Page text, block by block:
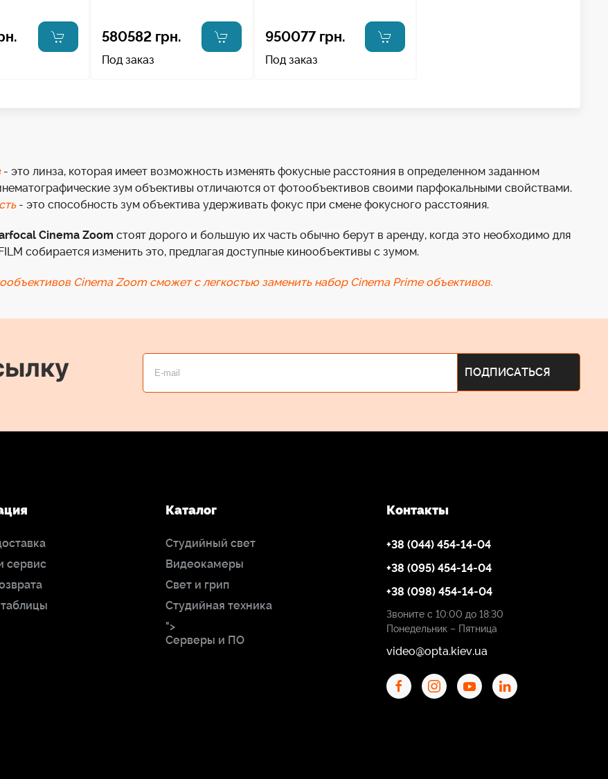
580582 грн.
Под заказ
950077 грн.
Под заказ
- это линза, которая имеет возможность изменять фокусные расстояния в определенном заданном
зум объективы отличаются от фотообъективов своими парфокальными свойствами.
- это способность зум объектива удерживать фокус при смене фокусного расстояния.
Cinema Zoom стоят дорого и большую их часть обычно берут в аренду, когда это необходимо для
собирается изменить это, предлагая доступные кинообъективы с зумом.
Cinema Zoom сможет с легкостью заменить набор Cinema Prime объективов.
сервис
Каталог
Студийный свет
Видеокамеры
Свет и грип
Студийная техника
">
Серверы и ПО
Контакты
+38 (044) 454-14-04
+38 (095) 454-14-04
+38 (098) 454-14-04
Звоните с 10:00 до 18:30
Понедельник – Пятница
video@opta.kiev.ua